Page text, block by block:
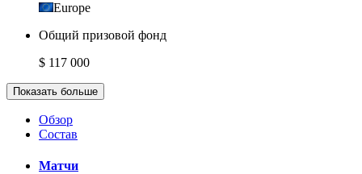
Europe
Общий призовой фонд
$ 117 000
Показать больше
Обзор
Состав
Матчи